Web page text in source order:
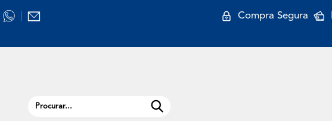
Compra Segura